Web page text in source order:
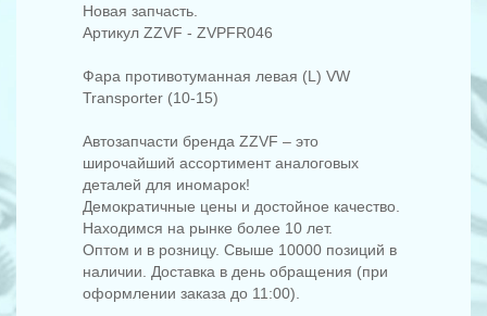
Новая запчасть.
Артикул ZZVF - ZVPFR046
Фара противотуманная левая (L) VW
Transporter (10-15)
Автозапчасти бренда ZZVF – это
широчайший ассортимент аналоговых
деталей для иномарок!
Демократичные цены и достойное качество.
Находимся на рынке более 10 лет.
Оптом и в розницу. Свыше 10000 позиций в
наличии. Доставка в день обращения (при
оформлении заказа до 11:00).